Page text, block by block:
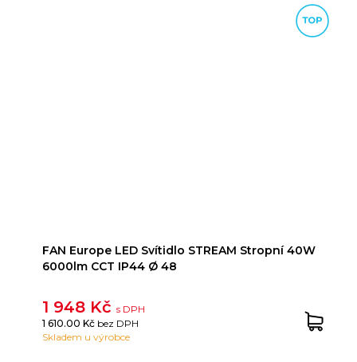
FAN Europe LED Svítidlo STREAM Stropní 40W
6000lm CCT IP44 Ø 48
1 948 Kčs DPH
1 610.00 Kč bez DPH
Skladem u výrobce